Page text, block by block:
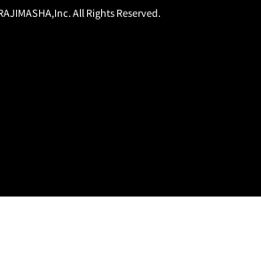
All Rights Reserved.